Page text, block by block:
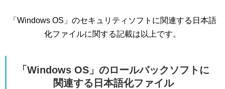
「Windows OS」のセキュリティソフトに関連する日本語
化ファイルに関する記載は以上です。
「Windows OS」のロールバックソフトに
関連する日本語化ファイル